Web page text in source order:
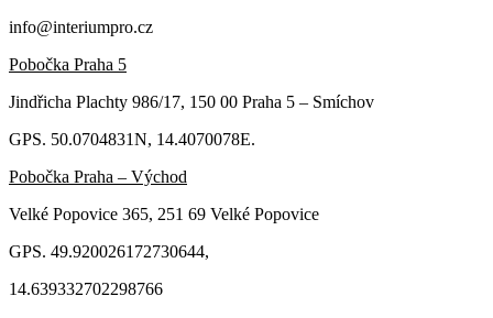
info@interiumpro.cz
Pobočka Praha 5
Jindřicha Plachty 986/17, 150 00 Praha 5 – Smíchov
GPS. 50.0704831N, 14.4070078E.
Pobočka Praha – Východ
Velké Popovice 365, 251 69 Velké Popovice
GPS. 49.920026172730644,
14.639332702298766